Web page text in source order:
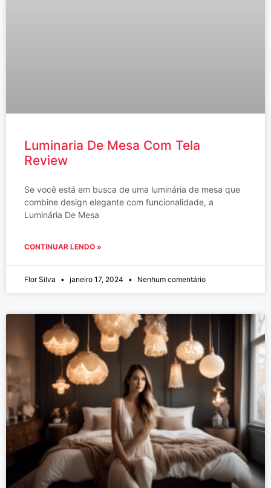
Luminaria De Mesa Com Tela
Review
Se você está em busca de uma luminária de mesa que
combine design elegante com funcionalidade, a
Luminária De Mesa
CONTINUAR LENDO »
Flor Silva janeiro 17, 2024 Nenhum comentário